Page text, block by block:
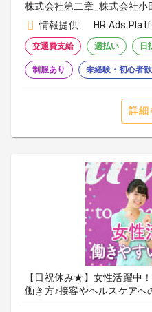
株式会社第二章_株式会社小
情報提供
HR Ads
交通費支給 週払い 日
制服あり 未経験・初心者
詳細
【日祝休み★】女性活躍中
働き方♪接客やヘルスケアへ